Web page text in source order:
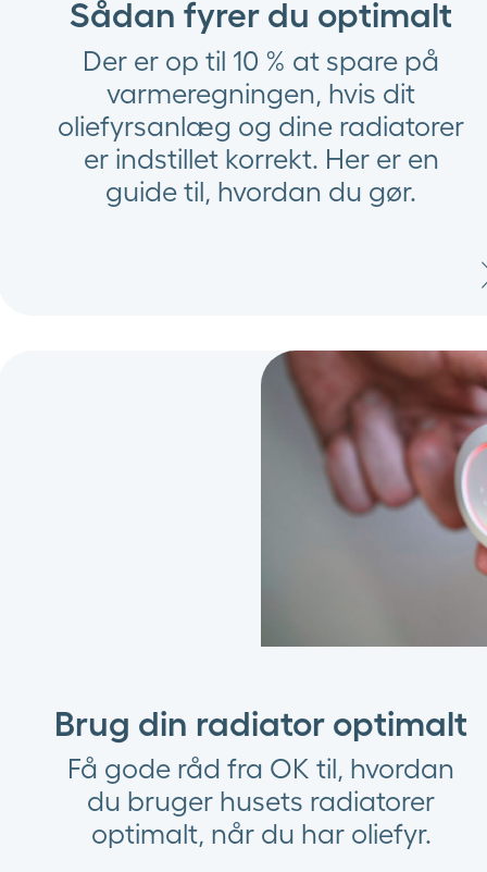
Sådan fyrer du optimalt
Der er op til 10 % at spare på
varmeregningen, hvis dit
oliefyrsanlæg og dine radiatorer
er indstillet korrekt. Her er en
guide til, hvordan du gør.
Brug din radiator optimalt
Få gode råd fra OK til, hvordan
du bruger husets radiatorer
optimalt, når du har oliefyr.